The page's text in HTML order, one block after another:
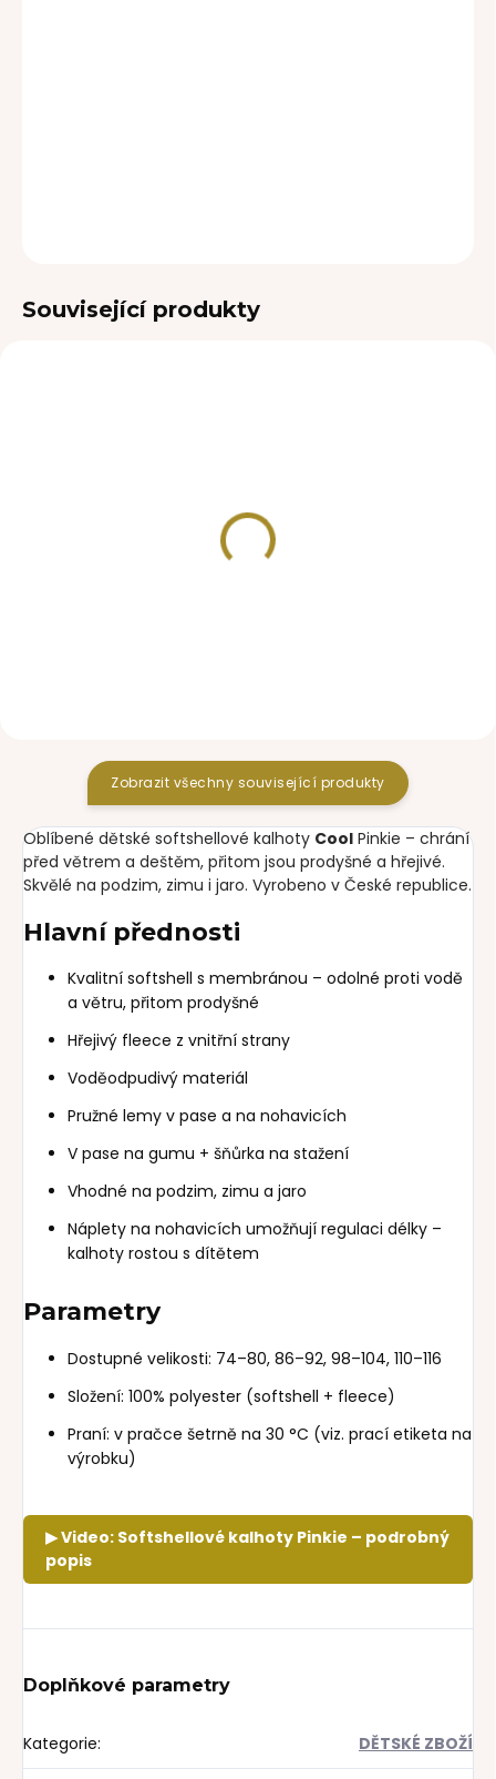
Související produkty
Zobrazit všechny související produkty
Oblíbené dětské softshellové kalhoty Cool Pinkie – chrání
před větrem a deštěm, přitom jsou prodyšné a hřejivé.
Skvělé na podzim, zimu i jaro. Vyrobeno v České republice.
Hlavní přednosti
Kvalitní softshell s membránou – odolné proti vodě
a větru, přitom prodyšné
Hřejivý fleece z vnitřní strany
Voděodpudivý materiál
Pružné lemy v pase a na nohavicích
V pase na gumu + šňůrka na stažení
Vhodné na podzim, zimu a jaro
Náplety na nohavicích umožňují regulaci délky –
kalhoty rostou s dítětem
Parametry
Dostupné velikosti: 74–80, 86–92, 98–104, 110–116
Složení: 100% polyester (softshell + fleece)
Praní: v pračce šetrně na 30 °C (viz. prací etiketa na
výrobku)
▶ Video: Softshellové kalhoty Pinkie – podrobný
popis
Doplňkové parametry
Kategorie: DĚTSKÉ ZBOŽÍ